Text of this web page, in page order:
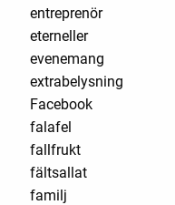
entreprenör
eterneller
evenemang
extrabelysning
Facebook
falafel
fallfrukt
fältsallat
familj